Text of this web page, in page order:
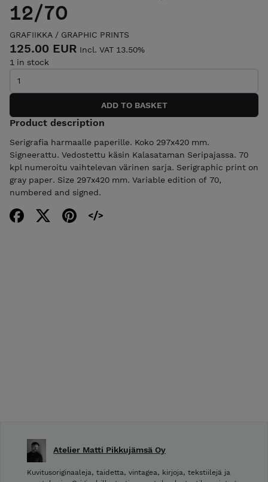
12/70
GRAFIIKKA / GRAPHIC PRINTS
125.00 EUR Incl. VAT 13.50%
1 in stock
Product description
Serigrafia harmaalle paperille. Koko 297x420 mm.
Signeerattu. Vedostettu käsin Kalasataman Seripajassa. 70
kpl numeroitu vaihtelevan värinen sarja. Serigraphic print on
gray paper. Size 297x420 mm. Variable edition of 70,
numbered and signed.
Atelier Matti Pikkujämsä Oy
Kuvitusoriginaaleja, taidetta, vintagea, kirjoja, tekstiilejä ja